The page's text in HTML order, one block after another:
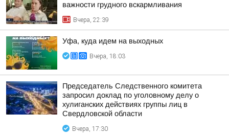
важности грудного вскармливания
Вчера, 22:39
Уфа, куда идем на выходных
Вчера, 18:03
Председатель Следственного комитета
запросил доклад по уголовному делу о
хулиганских действиях группы лиц в
Свердловской области
Вчера, 17:30